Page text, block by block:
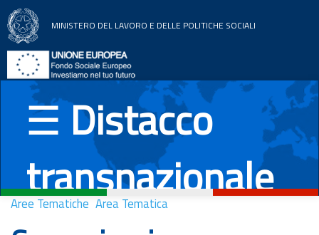
Home
Aree tematiche
News
Documentazione
Paesi UE
MINISTERO DEL LAVORO E DELLE POLITICHE SOCIALI
☰Distacco
transnazionale
Aree Tematiche Area Tematica